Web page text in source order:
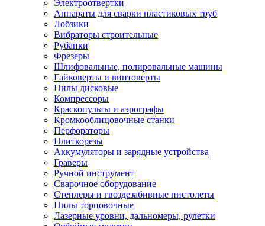
Электроотвертки
Аппараты для сварки пластиковых труб
Лобзики
Вибраторы строительные
Рубанки
Фрезеры
Шлифовальные, полировальные машины
Гайковерты и винтоверты
Пилы дисковые
Компрессоры
Краскопульты и аэрографы
Кромкооблицовочные станки
Перфораторы
Плиткорезы
Аккумуляторы и зарядные устройства
Граверы
Ручной инструмент
Сварочное оборудование
Степлеры и гвоздезабивные пистолеты
Пилы торцовочные
Лазерные уровни, дальномеры, рулетки